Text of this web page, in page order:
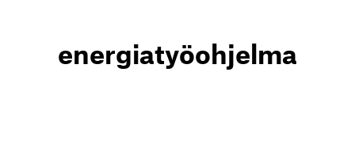
energiatyöohjelma